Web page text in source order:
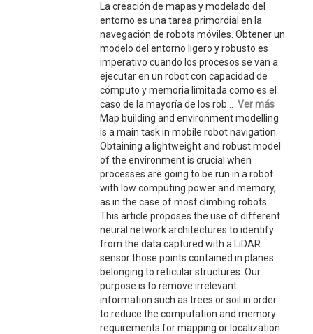
La creación de mapas y modelado del
entorno es una tarea primordial en la
navegación de robots móviles. Obtener un
modelo del entorno ligero y robusto es
imperativo cuando los procesos se van a
ejecutar en un robot con capacidad de
cómputo y memoria limitada como es el
caso de la mayoría de los rob... Ver más
Map building and environment modelling
is a main task in mobile robot navigation.
Obtaining a lightweight and robust model
of the environment is crucial when
processes are going to be run in a robot
with low computing power and memory,
as in the case of most climbing robots.
This article proposes the use of different
neural network architectures to identify
from the data captured with a LiDAR
sensor those points contained in planes
belonging to reticular structures. Our
purpose is to remove irrelevant
information such as trees or soil in order
to reduce the computation and memory
requirements for mapping or localization